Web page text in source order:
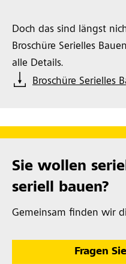
Doch das sind längst
Broschüre Serielles
alle Details.
Broschüre Serielles
Sie wollen
seriell bauen?
Gemeinsam finden wir
Fragen